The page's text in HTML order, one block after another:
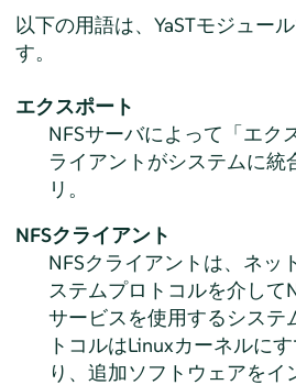
以下の用語は、YaSTモジュー
す。
エクスポート
NFSサーバによって「エク
ライアントがシステムに統
リ。
NFSクライアント
NFSクライアントは、ネッ
ステムプロトコルを介して
サービスを使用するシステ
トコルはLinuxカーネルに
り、追加ソフトウェアを